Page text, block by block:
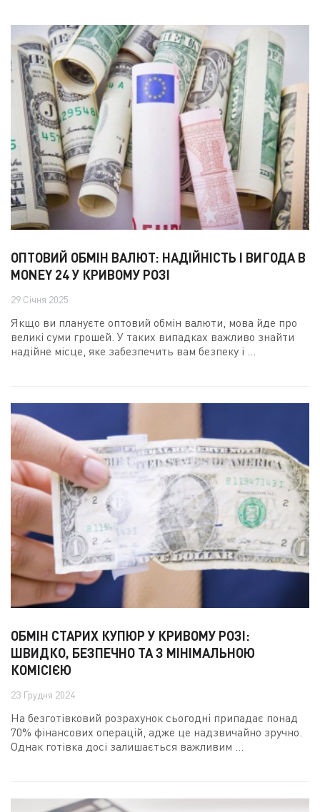
ОПТОВИЙ ОБМІН ВАЛЮТ: НАДІЙНІСТЬ І ВИГОДА В
MONEY 24 У КРИВОМУ РОЗІ
29 Січня 2025
Якщо ви плануєте оптовий обмін валюти, мова йде про
великі суми грошей. У таких випадках важливо знайти
надійне місце, яке забезпечить вам безпеку і ...
ОБМІН СТАРИХ КУПЮР У КРИВОМУ РОЗІ:
ШВИДКО, БЕЗПЕЧНО ТА З МІНІМАЛЬНОЮ
КОМІСІЄЮ
23 Грудня 2024
На безготівковий розрахунок сьогодні припадає понад
70% фінансових операцій, адже це надзвичайно зручно.
Однак готівка досі залишається важливим ...